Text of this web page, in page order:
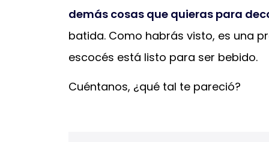
demás cosas que quieras para
batida. Como habrás visto, es una
escocés está listo para ser bebido.
Cuéntanos, ¿qué tal te pareció?